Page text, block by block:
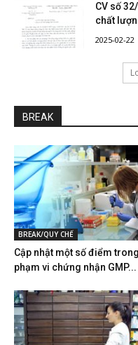
CV số
chất
2025-02-22
BREAK
BREAK/QUY CHẾ
Cập nhật một số điểm trong
phạm vi chứng nhận GMP...